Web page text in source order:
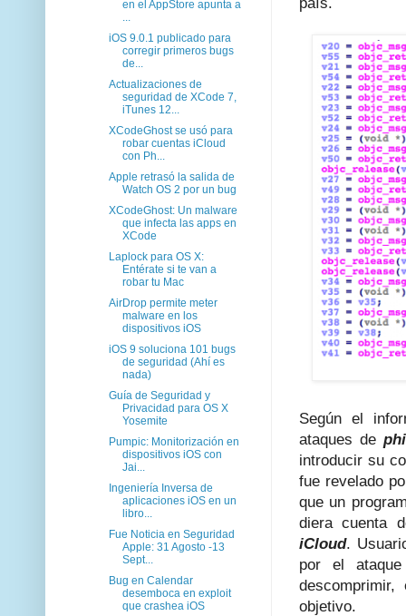
Según el
ataques de
introducir su
fue revelado
que un
diera cuenta
iCloud.
por el
objetivo.
en el AppStore apunta a
iOS 9.0.1 publicado para
corregir primeros bugs
de...
Actualizaciones de
seguridad de XCode 7,
iTunes 12...
XCodeGhost se usó para
robar cuentas iCloud
con Ph...
Apple retrasó la salida de
Watch OS 2 por un bug
XCodeGhost: Un malware
que infecta las apps en
XCode
Laplock para OS X:
Entérate si te van a
robar tu Mac
AirDrop permite meter
malware en los
dispositivos iOS
iOS 9 soluciona 101 bugs
de seguridad (Ahí es
nada)
Guía de Seguridad y
Privacidad para OS X
Yosemite
Pumpic: Monitorización en
dispositivos iOS con
Jai...
Ingeniería Inversa de
aplicaciones iOS en un
libro...
Fue Noticia en Seguridad
Apple: 31 Agosto -13
Sept...
Bug en Calendar
desemboca en exploit
que crashea iOS